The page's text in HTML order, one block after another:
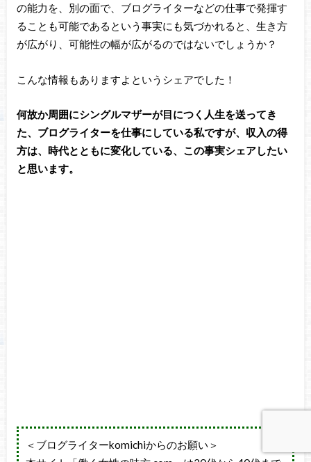
の能力を、別の面で、ブログライターなどの仕事で発揮す
ることも可能であるという事実にも気づかれると、生き方
が広がり、可能性の幅が広がるのではないでしょうか？
こんな情報もありますよというシェアでした！
何故か周囲にシングルマザーが目につく人生を送ってき
た、ブログライターを仕事にしている私ですが、収入の得
方は、時代とともに変化している、この事実シェアしたい
と思います。
＜ブログライターkomichiからのお願い＞